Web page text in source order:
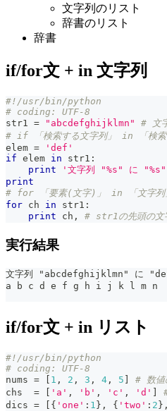
文字列のリスト
辞書のリスト
辞書
if/for文 + in 文字列
#!/usr/bin/python
# coding: UTF-8
str1 = "abcdefghijklmn"
# 文
# if 「検索する文字列」 in 「検索
elem =
'def'
if elem in str1 :
print
'文字列 "%s" に "%s"
print
# for 「要素(文字)」 in 「文字列
for ch in str1 :
print ch , # str1の先頭の文
実行結果
文字列 "abcdefghijklmn" に "def"
a b c d e f g h i j k l m n
if/for文 + in リスト
#!/usr/bin/python
# coding: UTF-8
nums = [ 1 , 2 , 3 , 4 , 5 ]
# 数値
chs = [ 'a' , 'b' , 'c' , 'd' ]
dics = [ { 'one' : 1 } , { 'two' : 2} ,